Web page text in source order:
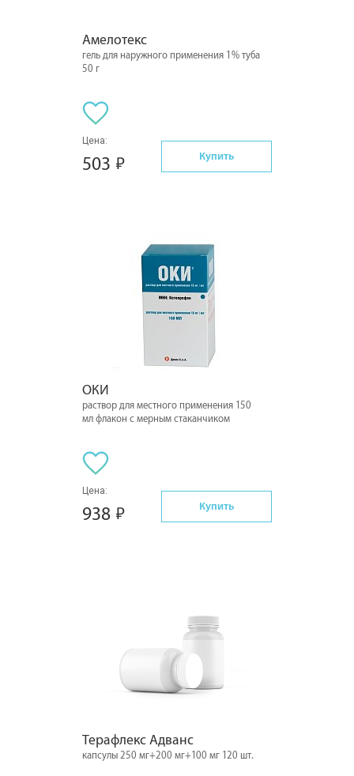
Амелотекс
гель для наружного применения 1% туба
50 г
Цена:
503 Купить
ОКИ
раствор для местного применения 150
мл флакон с мерным стаканчиком
Цена:
938 Купить
Терафлекс Адванс
капсулы 250 мг+200 мг+100 мг 120 шт.